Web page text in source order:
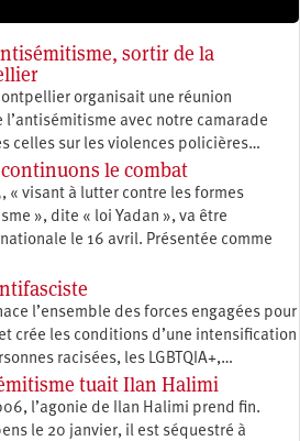
sortir de la
organisait une réunion
avec notre camarade
celles sur les violences policières…
le combat
« visant à lutter contre les formes
», dite « loi Yadan », va être
le 16 avril. Présentée comme
l’ensemble des forces engagées pour
crée les conditions d’une intensification
racisées, les LGBTQIA+,…
tuait Ilan Halimi
l’agonie de Ilan Halimi prend fin.
le 20 janvier, il est séquestré à